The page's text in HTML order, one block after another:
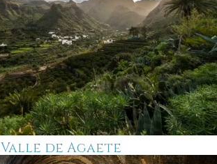
Valle de Agaete